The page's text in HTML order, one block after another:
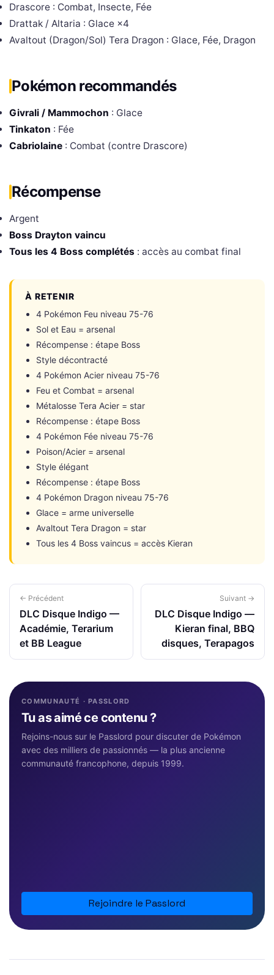
Drascore : Combat, Insecte, Fée
Drattak / Altaria : Glace ×4
Avaltout (Dragon/Sol) Tera Dragon : Glace, Fée, Dragon
Pokémon recommandés
Givrali / Mammochon : Glace
Tinkaton : Fée
Cabriolaine : Combat (contre Drascore)
Récompense
Argent
Boss Drayton vaincu
Tous les 4 Boss complétés : accès au combat final
À RETENIR
4 Pokémon Feu niveau 75-76
Sol et Eau = arsenal
Récompense : étape Boss
Style décontracté
4 Pokémon Acier niveau 75-76
Feu et Combat = arsenal
Métalosse Tera Acier = star
Récompense : étape Boss
4 Pokémon Fée niveau 75-76
Poison/Acier = arsenal
Style élégant
Récompense : étape Boss
4 Pokémon Dragon niveau 75-76
Glace = arme universelle
Avaltout Tera Dragon = star
Tous les 4 Boss vaincus = accès Kieran
← Précédent
DLC Disque Indigo —
Académie, Terarium
et BB League
Suivant →
DLC Disque Indigo —
Kieran final, BBQ
disques, Terapagos
COMMUNAUTÉ · PASSLORD
Tu as aimé ce contenu ?
Rejoins-nous sur le Passlord pour discuter de Pokémon
avec des milliers de passionnés — la plus ancienne
communauté francophone, depuis 1999.
Rejoindre le Passlord